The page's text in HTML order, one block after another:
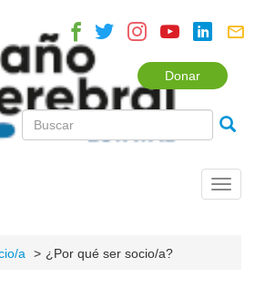
Donar
a ¿Por qué ser socio/a?